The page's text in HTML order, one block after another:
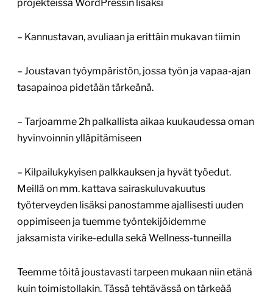
projekteissa WordPressin lisäksi
– Kannustavan, avuliaan ja erittäin mukavan tiimin
– Joustavan työympäristön, jossa työn ja vapaa-ajan
tasapainoa pidetään tärkeänä.
– Tarjoamme 2h palkallista aikaa kuukaudessa oman
hyvinvoinnin ylläpitämiseen
– Kilpailukykyisen palkkauksen ja hyvät työedut.
Meillä on mm. kattava sairaskuluvakuutus
työterveyden lisäksi panostamme ajallisesti uuden
oppimiseen ja tuemme työntekijöidemme
jaksamista virike-edulla sekä Wellness-tunneilla
Teemme töitä joustavasti tarpeen mukaan niin etänä
kuin toimistollakin. Tässä tehtävässä on tärkeää